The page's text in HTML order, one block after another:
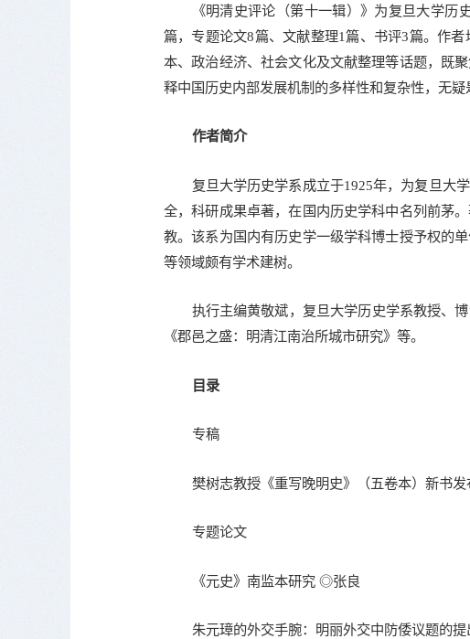
《明清史评论（第十一辑）》为复旦大学
篇，专题论文8篇、文献整理1篇、书评3篇。作
本、政治经济、社会文化及文献整理等话题，既
释中国历史内部发展机制的多样性和复杂性，无疑
作者简介
复旦大学历史学系成立于1925年，为复旦大
全，科研成果卓著，在国内历史学科中名列前茅
教。该系为国内有历史学一级学科博士授予权的
等领域颇有学术建树。
执行主编黄敬斌，复旦大学历史学系教授、
《郡邑之盛：明清江南治所城市研究》等。
目录
专稿
樊树志教授《重写晚明史》（五卷本）新书
专题论文
《元史》南监本研究 ◎张良
朱元璋的外交手腕：明丽外交中防倭议题的